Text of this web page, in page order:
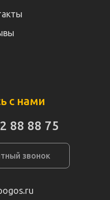
с нами
88 88 75
звонок